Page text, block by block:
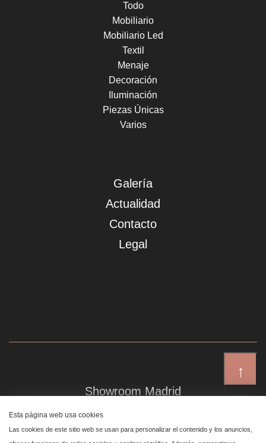
↑
Todo
Mobiliario
Mobiliario Led
Textil
Menaje
Decoración
Iluminación
Piezas Únicas
Varios
Galería
Actualidad
Contacto
Legal
Showroom Madrid
Plaza de Canalejas 6, 4 izq
Centro, 28014 Madrid
Esta página web usa cookies
Las cookies de este sitio web se usan para personalizar el contenido y los anuncios,